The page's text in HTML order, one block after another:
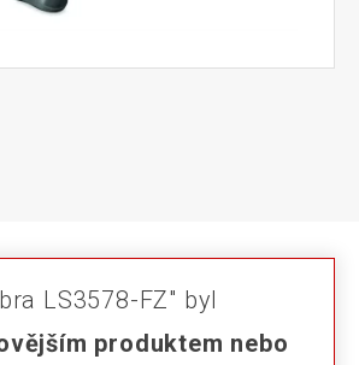
LS3578-FZ" byl
produktem nebo